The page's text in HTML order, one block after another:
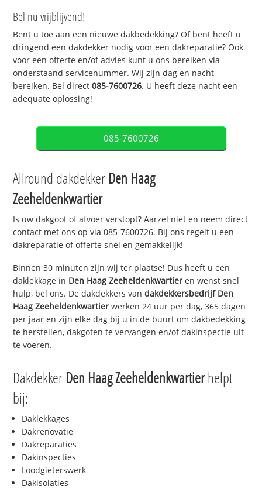
Bel nu vrijblijvend!
Bent u toe aan een nieuwe dakbedekking? Of bent heeft u
dringend een dakdekker nodig voor een dakreparatie? Ook
voor een offerte en/of advies kunt u ons bereiken via
onderstaand servicenummer. Wij zijn dag en nacht
bereiken. Bel direct085-7600726. U heeft deze nacht een
adequate oplossing!
085-7600726
Allround dakdekker Den Haag
Zeeheldenkwartier
Is uw dakgoot of afvoer verstopt? Aarzel niet en neem direct
contact met ons op via 085-7600726. Bij ons regelt u een
dakreparatie of offerte snel en gemakkelijk!
Binnen 30 minuten zijn wij ter plaatse! Dus heeft u een
daklekkage in Den Haag Zeeheldenkwartier en wenst snel
hulp, bel ons. De dakdekkers vandakdekkersbedrijf Den
Haag Zeeheldenkwartier werken 24 uur per dag, 365 dagen
per jaar en zijn elke dag bij u in de buurt om dakbedekking
te herstellen, dakgoten te vervangen en/of dakinspectie uit
te voeren.
Dakdekker Den Haag Zeeheldenkwartierhelpt
bij:
Daklekkages
Dakrenovatie
Dakreparaties
Dakinspecties
Loodgieterswerk
Dakisolaties